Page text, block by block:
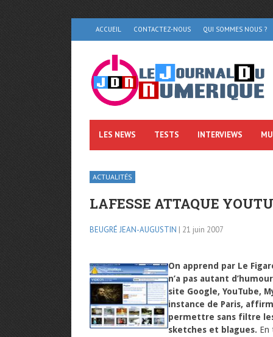
ACCUEIL CONTACTEZ-NOUS QUI SOMMES NOUS ?
LES NEWS TESTS INTERVIEWS
ACTUALITÉS
LAFESSE ATTAQUE
BEUGRÉ JEAN-AUGUSTIN | 21 juin 2007
On apprend par Le
n’a pas autant
site Google, YouTube,
instance de Paris,
permettre sans filtre
sketches et blagues. En